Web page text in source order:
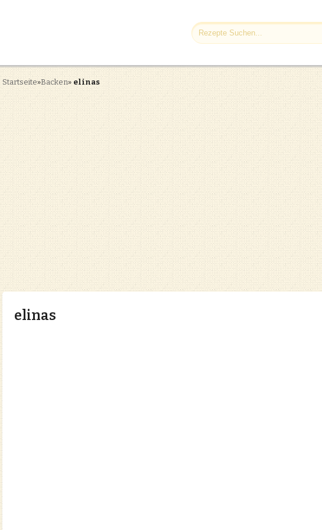
Startseite»Backen» elinas
elinas